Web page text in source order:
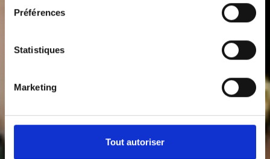
Préférences
Statistiques
Marketing
Tout autoriser